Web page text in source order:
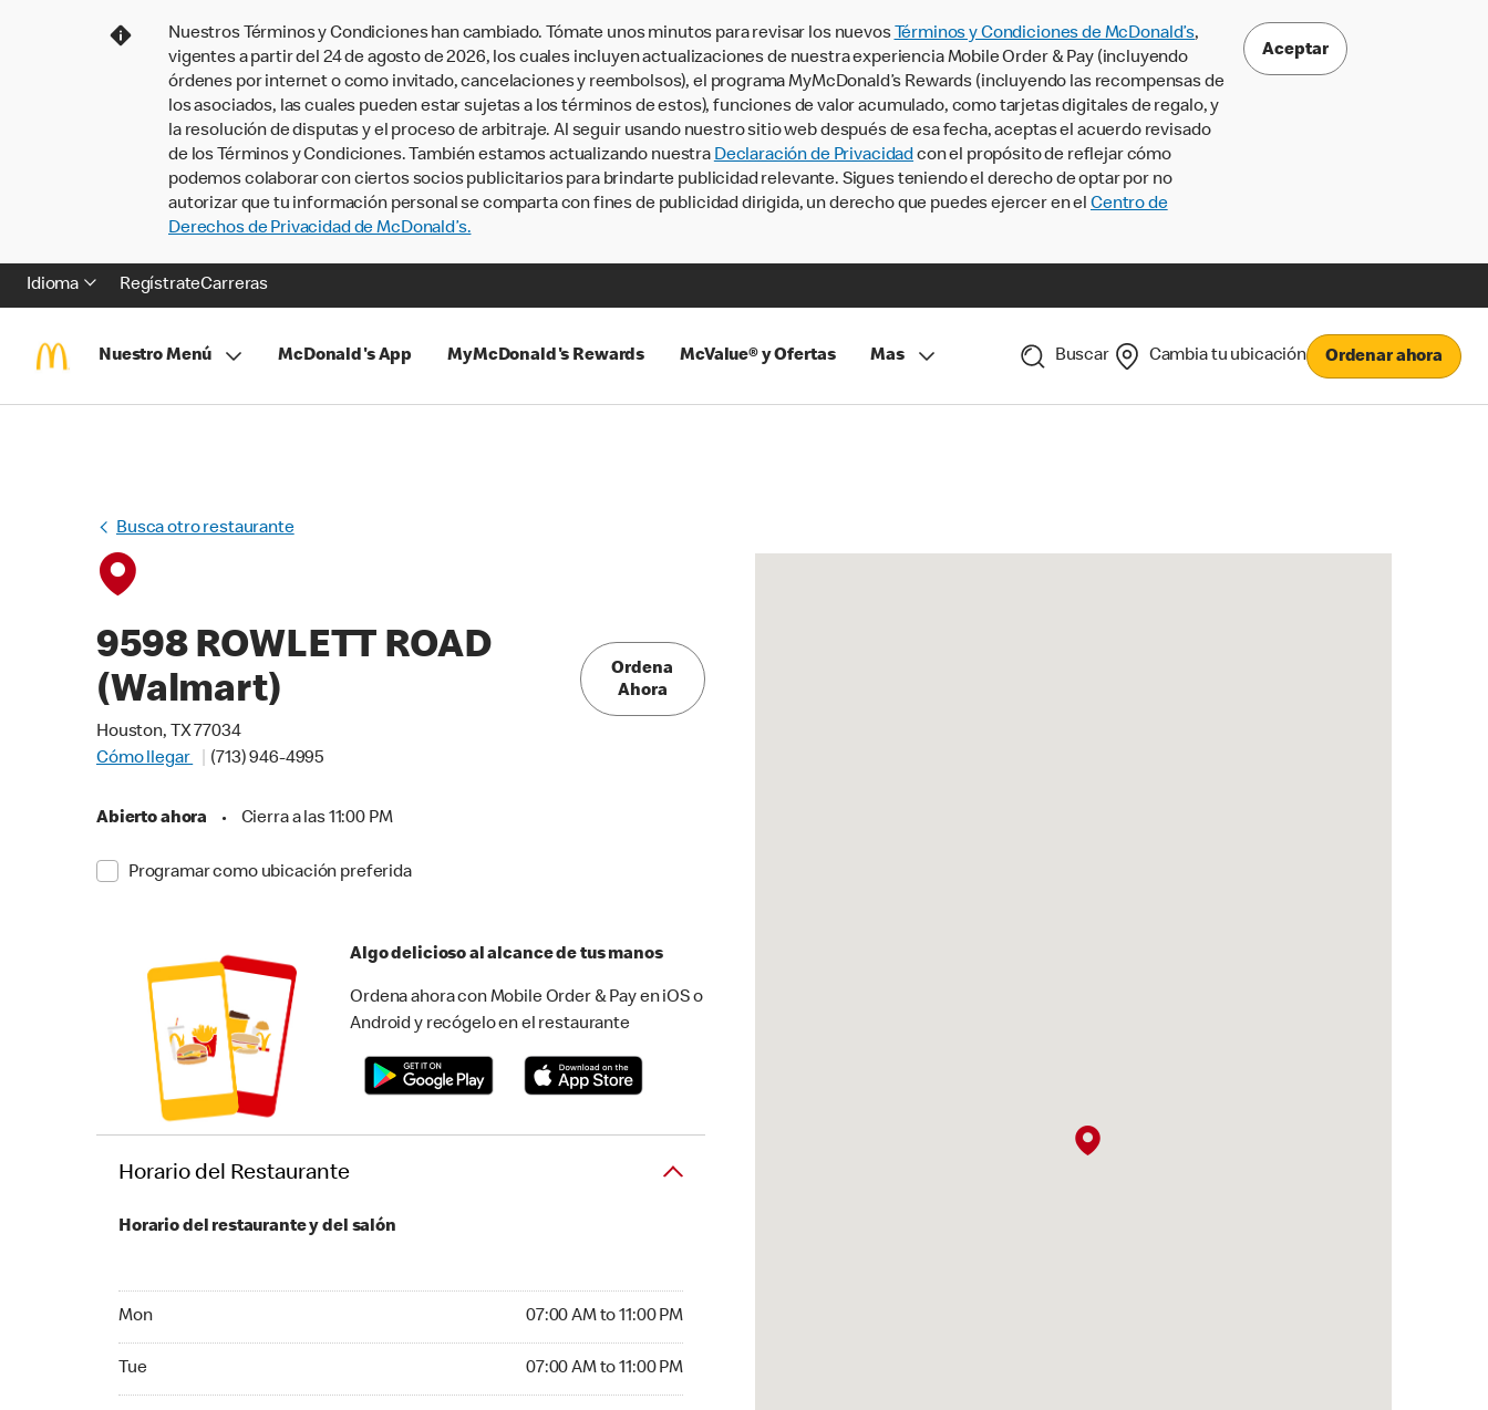
Nuestros Términos y Condiciones han cambiado. Tómate unos minutos para revisar los nuevos Términos y Condiciones de McDonald’s,
vigentes a partir del 24 de agosto de 2026, los cuales incluyen actualizaciones de nuestra experiencia Mobile Order & Pay (incluyendo
órdenes por internet o como invitado, cancelaciones y reembolsos), el programa MyMcDonald’s Rewards (incluyendo las recompensas de
los asociados, las cuales pueden estar sujetas a los términos de estos), funciones de valor acumulado, como tarjetas digitales de regalo, y
la resolución de disputas y el proceso de arbitraje. Al seguir usando nuestro sitio web después de esa fecha, aceptas el acuerdo revisado
de los Términos y Condiciones. También estamos actualizando nuestra Declaración de Privacidadcon el propósito de reflejar cómo
podemos colaborar con ciertos socios publicitarios para brindarte publicidad relevante. Sigues teniendo el derecho de optar por no
autorizar que tu información personal se comparta con fines de publicidad dirigida, un derecho que puedes ejercer en el Centro de
Derechos de Privacidad de McDonald’s.
Aceptar
Idioma RegístrateCarreras
Nuestro Menú McDonald's App MyMcDonald's Rewards McValue® y Ofertas Mas Buscar Cambia tu ubicación Ordenar ahora
Busca otro restaurante
9598 ROWLETT ROAD
(Walmart)
Houston, TX 77034
Cómo llegar
(713) 946-4995
Abierto ahora • Cierra a las 11:00 PM
Programar como ubicación preferida
Ordena
Ahora
Algo delicioso al alcance de tus manos
Ordena ahora con Mobile Order & Pay en iOS o
Android y recógelo en el restaurante
Horario del Restaurante
Horario del restaurante y del salón
Mon 07:00 AM to 11:00 PM
Tue 07:00 AM to 11:00 PM